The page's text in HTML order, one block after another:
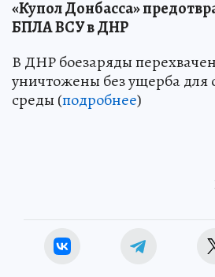
«Купол Донбасса»
БПЛА ВСУ в ДНР
В ДНР боезаряды
уничтожены без ущерба
среды (подробнее)